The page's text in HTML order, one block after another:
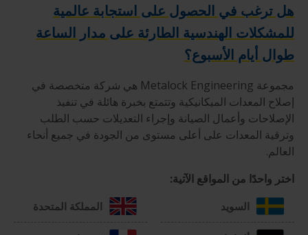
هل ترغب في الحصول على استجابة عالمية
للمشكلات الهندسية الطارئة على مدار الساعة
طوال أيام الأسبوع؟
مجموعة Metalock Engineering هي شركة متخصصة في
إصلاح المعدات الميكانيكية وتتمتع بخبرة هائلة في تنفيذ
الإصلاحات وأعمال الصيانة وإجراء التعديلات حسب الطلب
وترقية المعدات على أعلى مستوى من الجودة في جميع أنحاء
العالم.
اختر واحدًا من المواقع الآتية:
السويد المملكة المتحدة